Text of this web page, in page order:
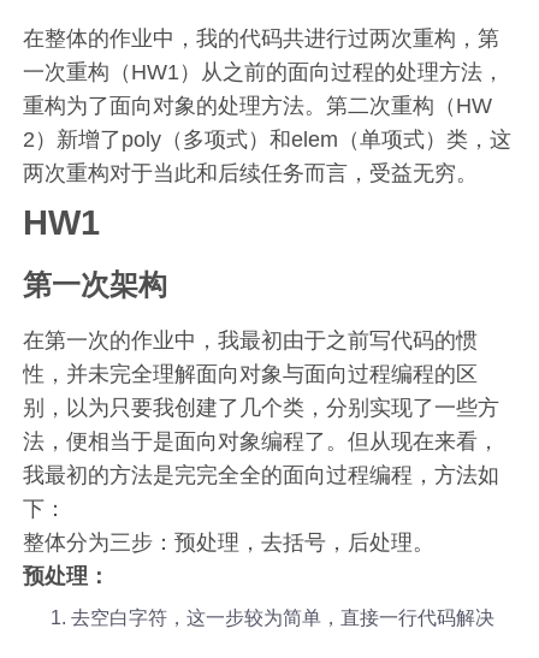
在整体的作业中，我的代码共进行过两次重构，第
一次重构（HW1）从之前的面向过程的处理方法，
重构为了面向对象的处理方法。第二次重构（HW
2）新增了poly（多项式）和elem（单项式）类，这
两次重构对于当此和后续任务而言，受益无穷。
HW1
第一次架构
在第一次的作业中，我最初由于之前写代码的惯
性，并未完全理解面向对象与面向过程编程的区
别，以为只要我创建了几个类，分别实现了一些方
法，便相当于是面向对象编程了。但从现在来看，
我最初的方法是完完全全的面向过程编程，方法如
下：
整体分为三步：预处理，去括号，后处理。
预处理：
去空白字符，这一步较为简单，直接一行代码解决